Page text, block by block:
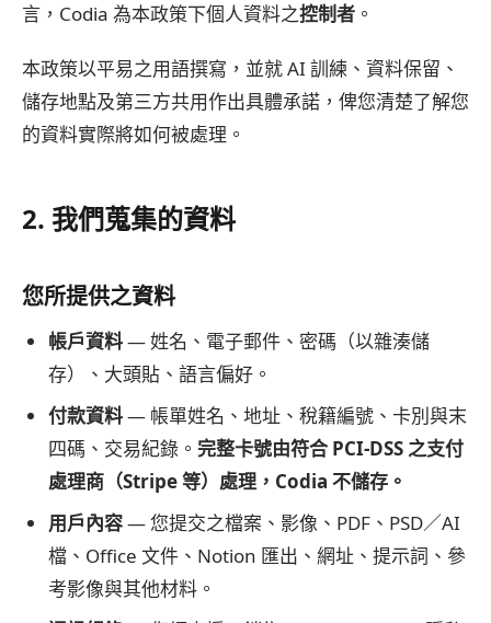
言，Codia 為本政策下個人資料之控制者 。
本政策以平易之用語撰寫，並就 AI 訓練、資料保留、
儲存地點及第三方共用作出具體承諾，俾您清楚了解您
的資料實際將如何被處理。
2. 我們蒐集的資料
您所提供之資料
帳戶資料— 姓名、電子郵件、密碼（以雜湊儲
存）、大頭貼、語言偏好。
付款資料— 帳單姓名、地址、稅籍編號、卡別與末
四碼、交易紀錄。 完整卡號由符合 PCI-DSS 之支付
處理商（Stripe 等）處理，Codia 不儲存。
用戶內容— 您提交之檔案、影像、PDF、PSD／AI
檔、Office 文件、Notion 匯出、網址、提示詞、參
考影像與其他材料。